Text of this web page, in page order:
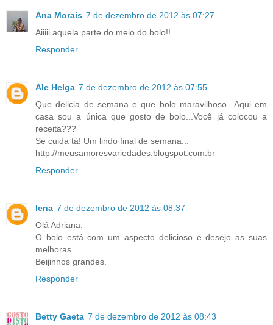
Ana Morais 7 de dezembro de 2012 às 07:27
Aiiiii aquela parte do meio do bolo!!
Responder
Ale Helga 7 de dezembro de 2012 às 07:55
Que delicia de semana e que bolo maravilhoso...Aqui em
casa sou a única que gosto de bolo...Você já colocou a
receita???
Se cuida tá! Um lindo final de semana...
http://meusamoresvariedades.blogspot.com.br
Responder
lena 7 de dezembro de 2012 às 08:37
Olá Adriana.
O bolo está com um aspecto delicioso e desejo as suas
melhoras.
Beijinhos grandes.
Responder
Betty Gaeta 7 de dezembro de 2012 às 08:43